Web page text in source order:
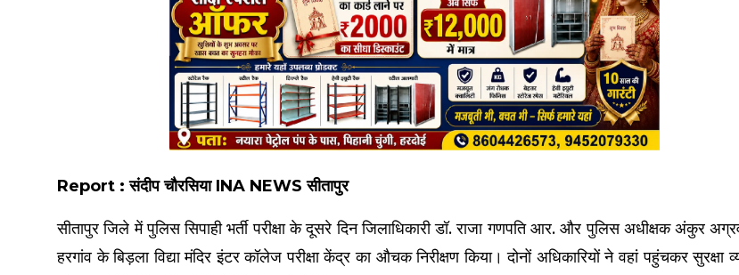
Report : संदीप चौरसिया INA NEWS सीतापुर
सीतापुर जिले में पुलिस सिपाही भर्ती परीक्षा के दूसरे दिन जिलाधिकारी डॉ. राजा गणपति आर. और पुलिस अधीक्षक अंकुर
हरगांव के बिड़ला विद्या मंदिर इंटर कॉलेज परीक्षा केंद्र का औचक निरीक्षण किया। दोनों अधिकारियों ने वहां पहुंचकर सुरक्षा